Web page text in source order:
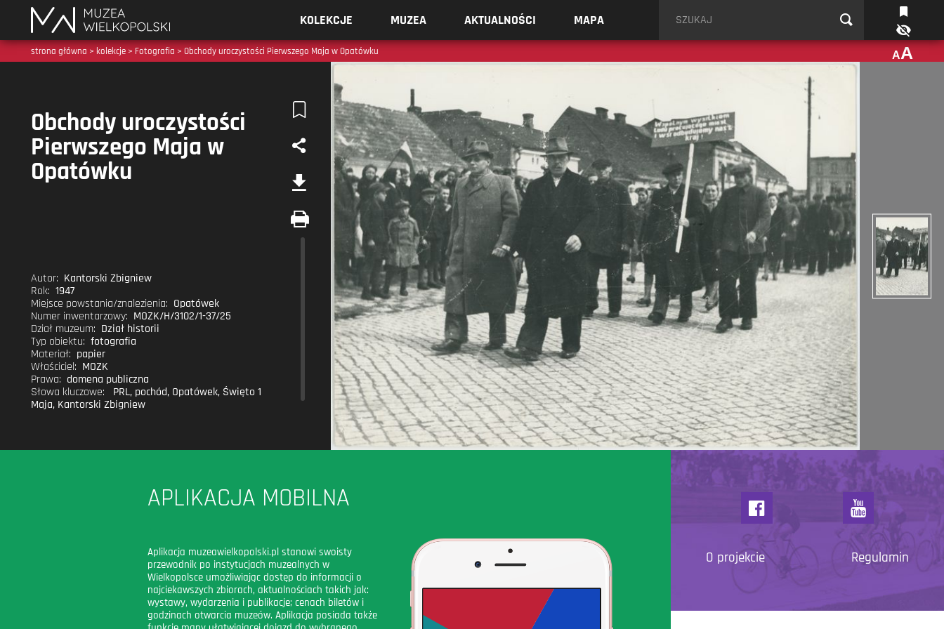
Muzea
Wielkopolski
KOLEKCJE MUZEA AKTUALNOŚCI MAPA Szukaj
strona główna > kolekcje > Fotografia > Obchody uroczystości Pierwszego Maja w Opatówku AA
Obchody uroczystości
Pierwszego Maja w
Opatówku
Autor: Kantorski Zbigniew
Rok: 1947
Miejsce powstania/znalezienia: Opatówek
Numer inwentarzowy: MOZK/H/3102/1-37/25
Dział muzeum: Dział historii
Typ obiektu: fotografia
Materiał: papier
Właściciel: MOZK
Prawa: domena publiczna
Słowa kluczowe:
PRL, pochód, Opatówek, Święto 1
Maja, Kantorski Zbigniew
APLIKACJA MOBILNA
Aplikacja muzeawielkopolski.pl stanowi swoisty
przewodnik po instytucjach muzealnych w
Wielkopolsce umożliwiając dostęp do informacji o
najciekawszych zbiorach, aktualnościach takich jak:
wystawy, wydarzenia i publikacje; cenach biletów i
godzinach otwarcia muzeów. Aplikacja posiada także
O projekcie Regulamin